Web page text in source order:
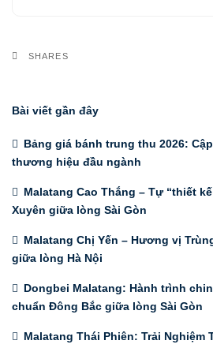
SHARES
Bài viết gần đây
Bảng giá bánh trung thu 2026:
thương hiệu đầu ngành
Malatang Cao Thắng – Tự “thiết
Xuyên giữa lòng Sài Gòn
Malatang Chị Yến – Hương vị
giữa lòng Hà Nội
Dongbei Malatang: Hành trình
chuẩn Đông Bắc giữa lòng Sài Gòn
Malatang Thái Phiên: Trải Nghiệm